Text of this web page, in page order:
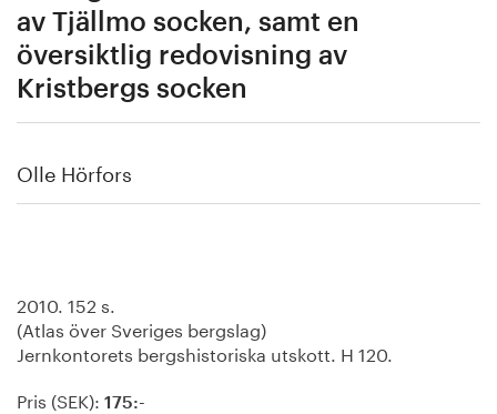
av Tjällmo socken, samt en
översiktlig redovisning av
Kristbergs socken
Olle Hörfors
2010. 152 s.
(Atlas över Sveriges bergslag)
Jernkontorets bergshistoriska utskott. H 120.
Pris (SEK): 175:-